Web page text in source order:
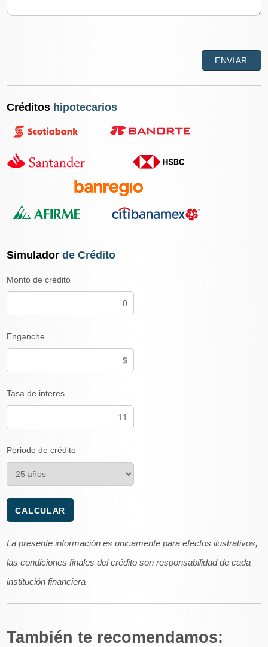
Créditos hipotecarios
Simulador de Crédito
Monto de crédito
Enganche
Tasa de interes
Periodo de crédito
La presente información es unicamente para efectos ilustrativos,
las condiciones finales del crédito son responsabilidad de cada
institución financiera
También te recomendamos: